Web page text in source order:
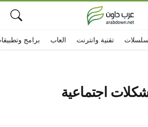
تقنية وانترنت العاب برامج
اجتماعية